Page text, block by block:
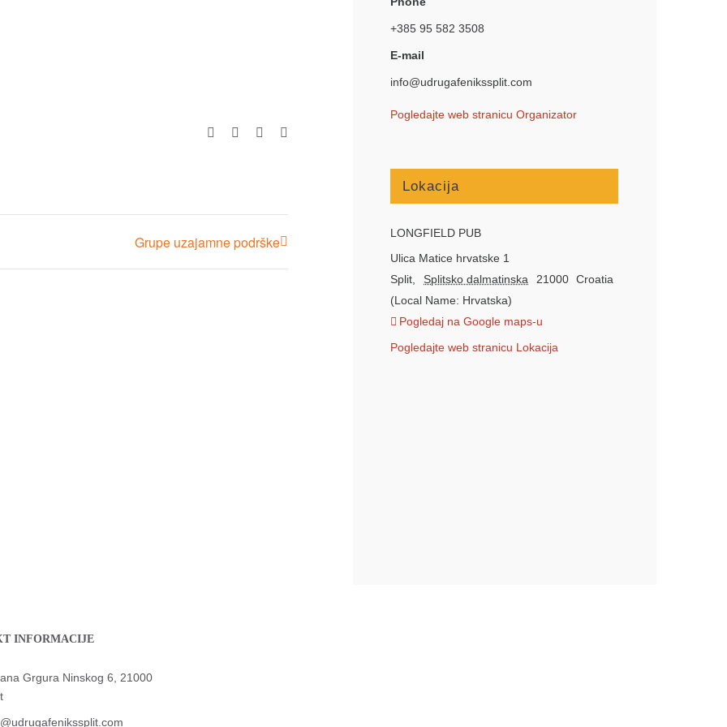
Facebook LinkedIn
Grupe uzajamne podrške
+385 95 582 3508
E-mail
info@udrugafenikssplit.com
Pogledajte web stranicu Organizator
Lokacija
LONGFIELD PUB
Ulica Matice hrvatske 1
Split
Splitsko dalmatinska 21000 Croatia
(Local Name: Hrvatska)
Pogledaj na Google maps-u
Pogledajte web stranicu Lokacija
INFORMACIJE
Grgura Ninskog 6, 21000